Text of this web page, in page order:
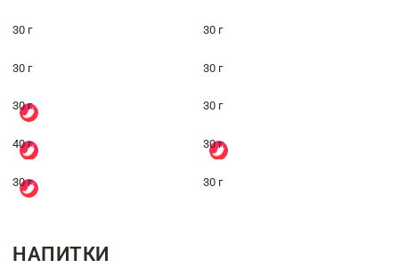
30 г 30 г
30 г 30 г
30 г 30 г
40 г 30 г
30 г 30 г
НАПИТКИ